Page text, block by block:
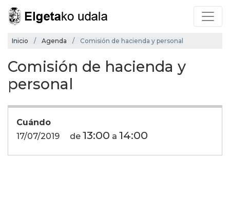
Inicio Agenda Comisión de hacienda y personal
Comisión de hacienda y
personal
Cuándo
17/07/2019
de 13:00 a 14:00